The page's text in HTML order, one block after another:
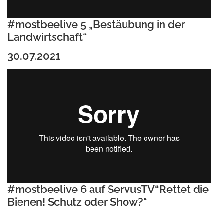
#mostbeelive 5 „Bestäubung in der
Landwirtschaft“
30.07.2021
#mostbeelive 6 auf ServusTV“Rettet die
Bienen! Schutz oder Show?“